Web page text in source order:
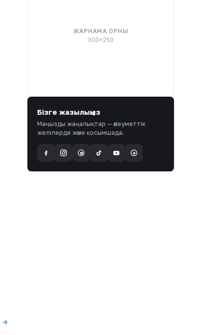
→
ЖАРНАМА ОРНЫ
300×250
Бізге жазылыңыз
Маңызды жаңалықтар — әлеуметтік
желілерде және қосымшада.
@ a